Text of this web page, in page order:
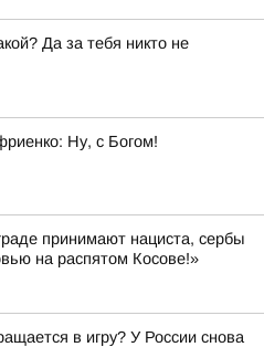
Да за тебя никто не
Ну, с Богом!
принимают нациста, сербы
на распятом Косове!»
в игру? У России снова